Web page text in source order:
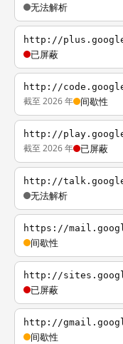
无法解析
http://
已屏蔽
http://
截至 2026 年 间歇性
http://
截至 2026 年 已屏蔽
http://
无法解析
https://
间歇性
http://
已屏蔽
http://
间歇性